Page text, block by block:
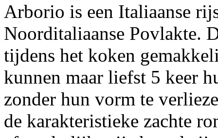
Arborio is een Italiaanse
Noorditaliaanse Povlakte.
tijdens het koken
kunnen maar liefst 5 keer
zonder hun vorm te
de karakteristieke zachte